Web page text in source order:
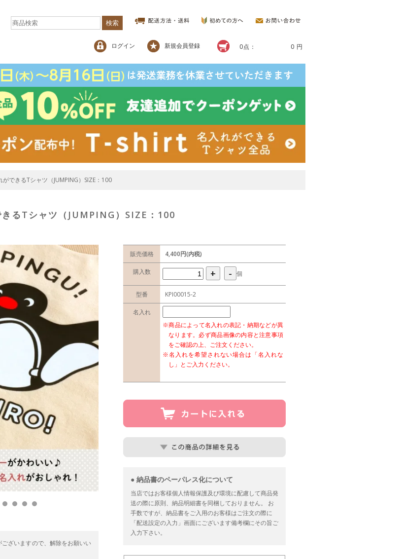
検索
0点： 0 円
ログイン 新規会員登録
できるTシャツ（JUMPING）SIZE：100
るTシャツ（JUMPING）SIZE：100
販売価格 4,400円(内税)
購入数 + - 個
型番 KPI00015-2
名入れ
※商品によって名入れの表記・納期などが異
なります。必ず商品画像の内容と注意事項
をご確認の上、ご注文ください。
※名入れを希望されない場合は「名入れな
し」とご入力ください。
● 納品書のペーパレス化について
当店ではお客様個人情報保護及び環境に配慮して商品発
送の際に原則、納品明細書を同梱しておりません。 お
手数ですが、納品書をご入用のお客様はご注文の際に
「配送設定の入力」画面にございます備考欄にその旨ご
入力下さい。
ございますので、解除をお願いい